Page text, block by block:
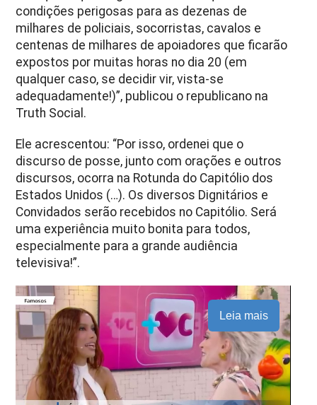
condições perigosas para as dezenas de
milhares de policiais, socorristas, cavalos e
centenas de milhares de apoiadores que ficarão
expostos por muitas horas no dia 20 (em
qualquer caso, se decidir vir, vista-se
adequadamente!)”, publicou o republicano na
Truth Social.
Ele acrescentou: “Por isso, ordenei que o
discurso de posse, junto com orações e outros
discursos, ocorra na Rotunda do Capitólio dos
Estados Unidos (…). Os diversos Dignitários e
Convidados serão recebidos no Capitólio. Será
uma experiência muito bonita para todos,
especialmente para a grande audiência
televisiva!”.
Leia mais